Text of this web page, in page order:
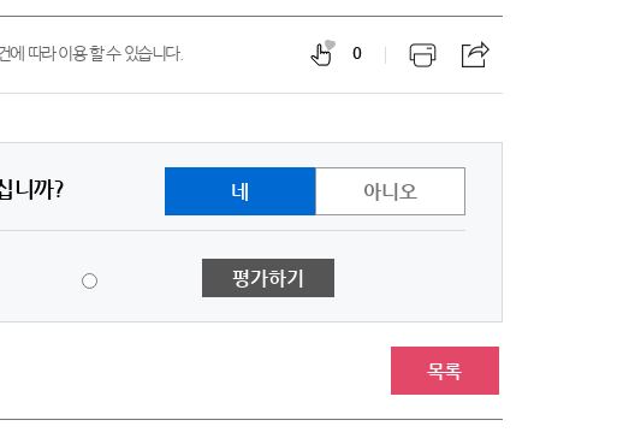
0
에 따라 이용 할 수 있습니다.
니까? 네 아니오
평가하기
목록